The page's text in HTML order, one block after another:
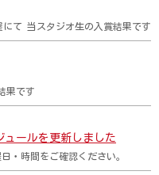
て 当スタジオ生の入賞結果です
果です
ュールを更新しました
・時間をご確認ください。